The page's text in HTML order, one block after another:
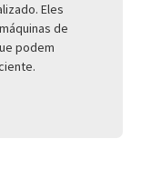
Eles
de
podem